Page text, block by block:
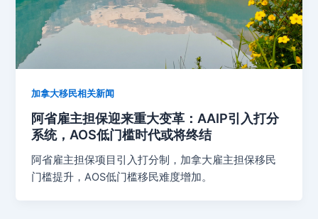
加拿大移民相关新闻
阿省雇主担保迎来重大变革：AAIP引入打分
系统，AOS低门槛时代或将终结
阿省雇主担保项目引入打分制，加拿大雇主担保移民
门槛提升，AOS低门槛移民难度增加。